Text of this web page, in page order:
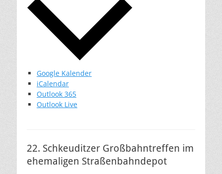
Google Kalender
iCalendar
Outlook 365
Outlook Live
22. Schkeuditzer Großbahntreffen im
ehemaligen Straßenbahndepot